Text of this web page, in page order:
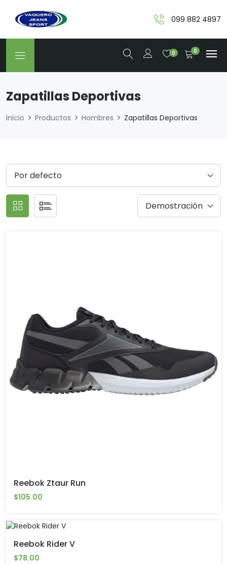
099 882 4897
0 0
Zapatillas Deportivas
Inicio Productos Hombres Zapatillas Deportivas
Reebok Ztaur Run
$105.00
Reebok Rider V
$78.00